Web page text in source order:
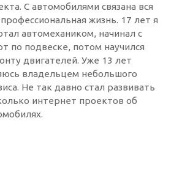
С автомобилями связана вся
жизнь. 17 лет я
автомехаником, начинал с
по подвеске, потом научился
двигателей. Уже 13 лет
владельцем небольшого
Не так давно стал развивать
интернет проектов об